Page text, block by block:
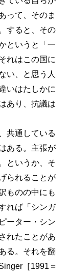
って、そのま
すると、その
というと「一
れはこの国に
い、と思う人
いはたしかに
あり、抗議は
共通している
ある。主張が
というか、そ
られることが
ものの中にも
れば「シンガ
ーター・シン
れたことがあ
る。それを翻
［1991＝